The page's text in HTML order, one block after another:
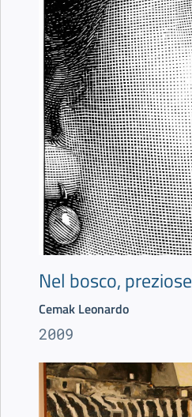
Nel bosco, preziose
Cemak Leonardo
2009